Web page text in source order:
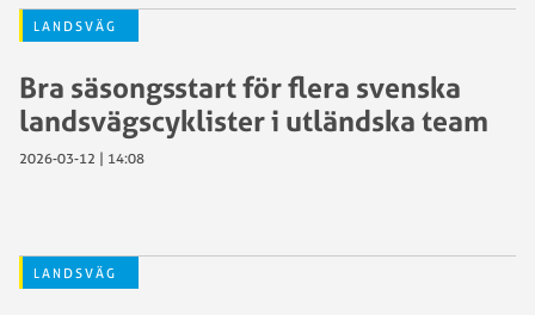
LANDSVÄG
Bra säsongsstart för flera svenska
landsvägscyklister i utländska team
2026-03-12 | 14:08
LANDSVÄG